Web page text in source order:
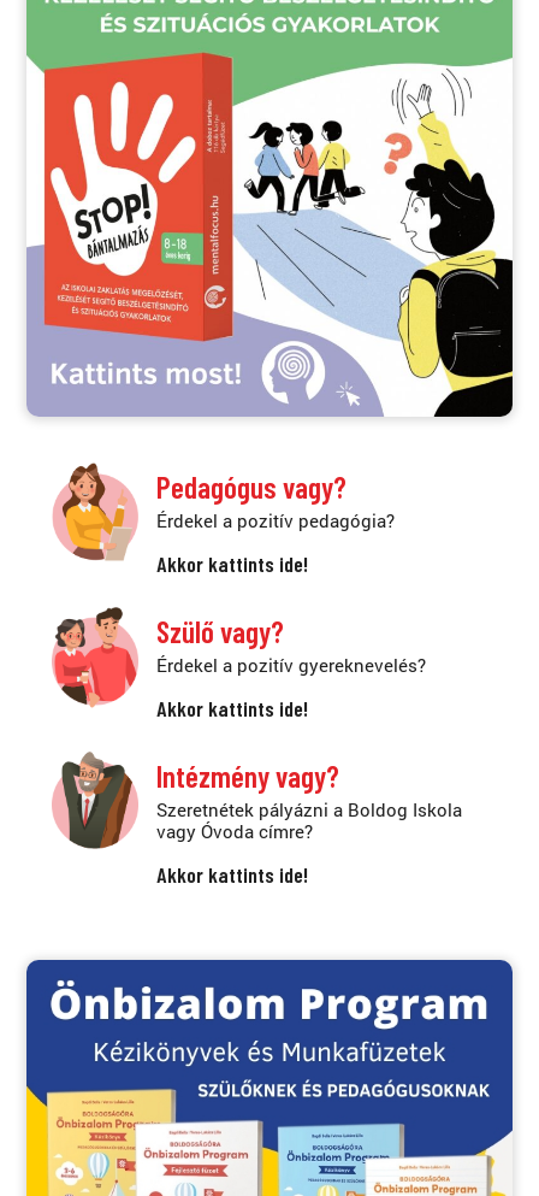
Pedagógus vagy?
Érdekel a pozitív pedagógia?
Akkor kattints ide!
Szülő vagy?
Érdekel a pozitív gyereknevelés?
Akkor kattints ide!
Intézmény vagy?
Szeretnétek pályázni a Boldog Iskola
vagy Óvoda címre?
Akkor kattints ide!